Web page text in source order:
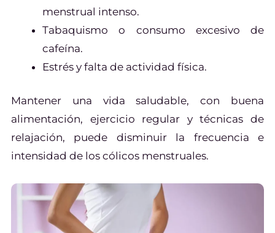
menstrual intenso.
Tabaquismo o consumo excesivo de
cafeína.
Estrés y falta de actividad física.
Mantener una vida saludable, con buena
alimentación, ejercicio regular y técnicas de
relajación, puede disminuir la frecuencia e
intensidad de los cólicos menstruales.